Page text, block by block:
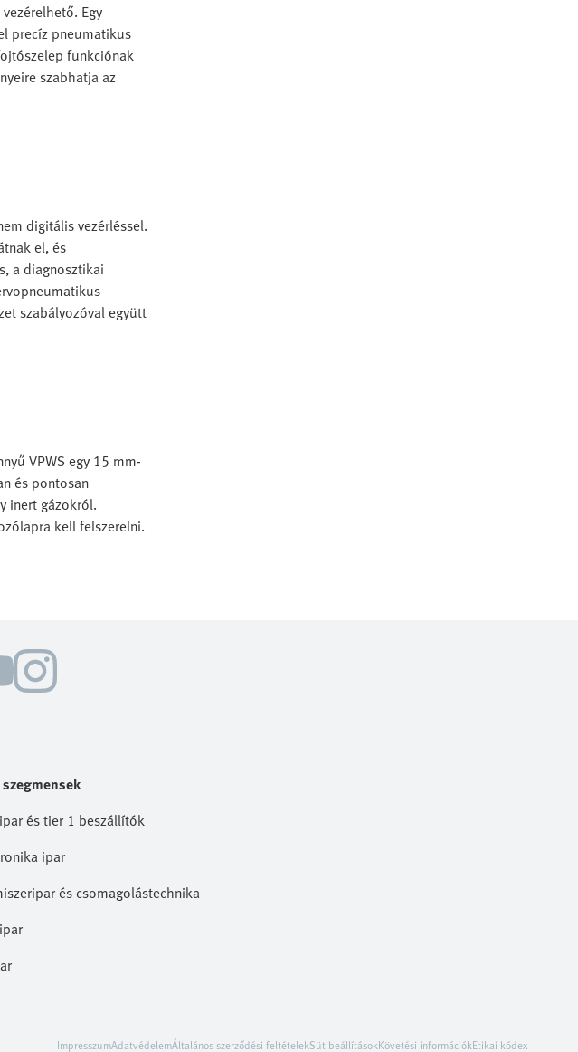
Egy
precíz pneumatikus
funkciónak
szabhatja az
digitális vezérléssel.
el, és
a diagnosztikai
szabályozóval együtt
VPWS egy 15 mm-
és pontosan
inert gázokról.
kell felszerelni.
és tier 1 beszállítók
ipar
és csomagolástechnika
ImpresszumAdatvédelemÁltalános szerződési feltételekSütibeállításokKövetési információkEtikai kódex